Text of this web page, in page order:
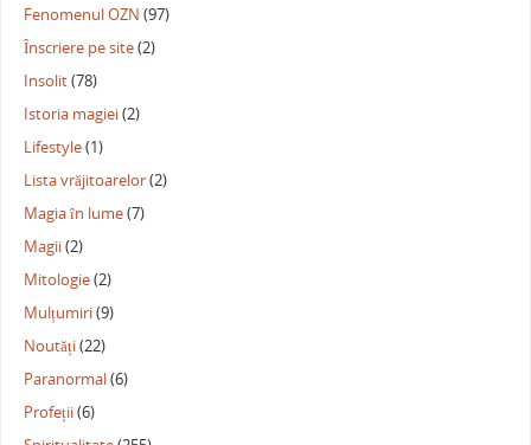
Fenomenul OZN (97)
Înscriere pe site(2)
Insolit(78)
Istoria magiei(2)
Lifestyle(1)
Lista vrăjitoarelor(2)
Magia în lume(7)
Magii(2)
Mitologie(2)
Mulțumiri(9)
Noutăți(22)
Paranormal(6)
Profeții(6)